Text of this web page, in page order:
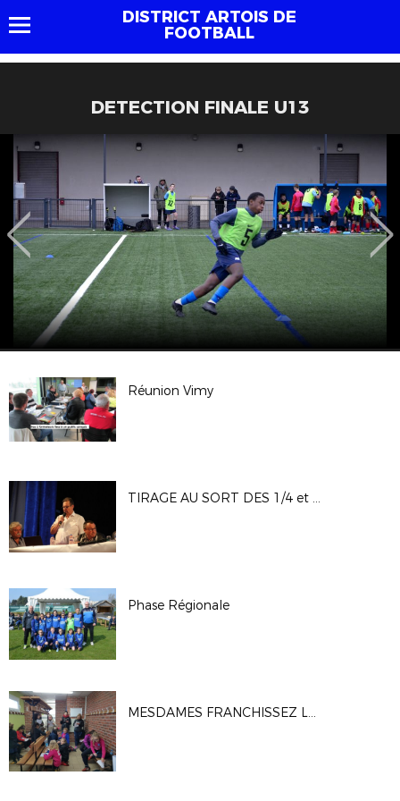
DISTRICT ARTOIS DE
FOOTBALL
DETECTION FINALE U13
Réunion Vimy
TIRAGE AU SORT DES 1/4 et 1/2 FINALES
Phase Régionale
MESDAMES FRANCHISSEZ LA BARRIERE